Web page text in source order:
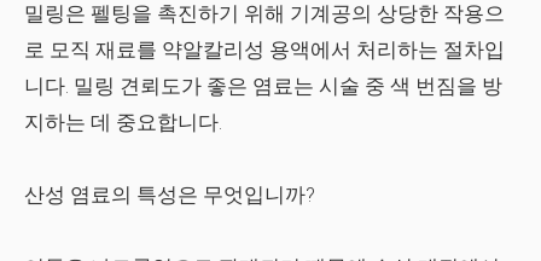
밀링은 펠팅을 촉진하기 위해 기계공의 상당한 작용으
로 모직 재료를 약알칼리성 용액에서 처리하는 절차입
니다. 밀링 견뢰도가 좋은 염료는 시술 중 색 번짐을 방
지하는 데 중요합니다.
산성 염료의 특성은 무엇입니까?